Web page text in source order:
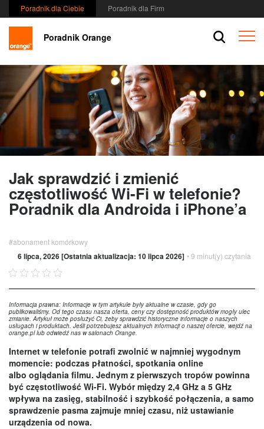
przejdź
do
-
Wybierz
rodzaj
klienta
Poradnik dla Ciebie Poradnik dla Firm
Poradnik Orange
sekcji
/
/
Menu
Szukaj
Jak sprawdzić i zmienić
częstotliwość Wi-Fi w telefonie?
Poradnik dla Androida i iPhone’a
#abonament komórkowy
6 lipca, 2026 [Ostatnia aktualizacja: 10 lipca 2026] • 9 minut(y) czytania
Informacja prawna: Informacje w tym artykule były aktualne w czasie, gdy go
publikowaliśmy. Od tego czasu nasza oferta, ceny czy dostępność produktów mogły ulec
zmianie. Artykuł może posłużyć Ci, żeby sprawdzić historyczne informacje o naszych
usługach i produktach. Jeśli potrzebujesz aktualnych informacji o naszej ofercie, wejdź na
orange.pl lub odwiedź nas w salonach Orange.
Internet w telefonie potrafi zwolnić w najmniej wygodnym
momencie: podczas płatności, spotkania online
albo oglądania filmu. Jednym z pierwszych tropów powinna
być częstotliwość Wi-Fi. Wybór między 2,4 GHz a 5 GHz
wpływa na zasięg, stabilność i szybkość połączenia, a samo
sprawdzenie pasma zajmuje mniej czasu, niż ustawianie
urządzenia od nowa.